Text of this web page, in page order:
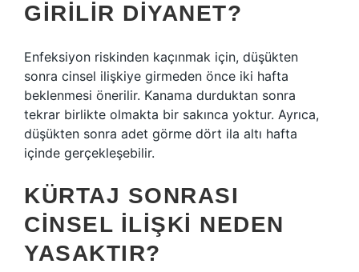
GIRILIR DIYANET?
Enfeksiyon riskinden kaçınmak için, düşükten
sonra cinsel ilişkiye girmeden önce iki hafta
beklenmesi önerilir. Kanama durduktan sonra
tekrar birlikte olmakta bir sakınca yoktur. Ayrıca,
düşükten sonra adet görme dört ila altı hafta
içinde gerçekleşebilir.
KÜRTAJ SONRASI
CINSEL ILIŞKI NEDEN
YASAKTIR?